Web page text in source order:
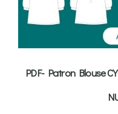
PDF- Patron Blouse